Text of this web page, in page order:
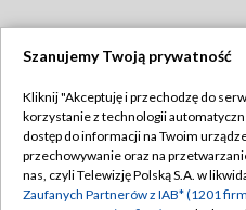
Abonament TVP
Emisja w TVP
Polityka
Szanujemy Twoją prywatność
Kliknij "Akceptuję i przechodzę do
korzystanie z technologii
dostęp do informacji na Twoim
przechowywanie oraz na
nas, czyli Telewizję Polską S.A. w
Zaufanych Partnerów z IAB* (1201